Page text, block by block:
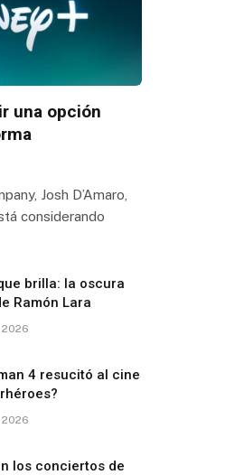
una opción
Josh D’Amaro,
considerando
brilla: la oscura
Ramón Lara
4 resucitó al cine
los conciertos de